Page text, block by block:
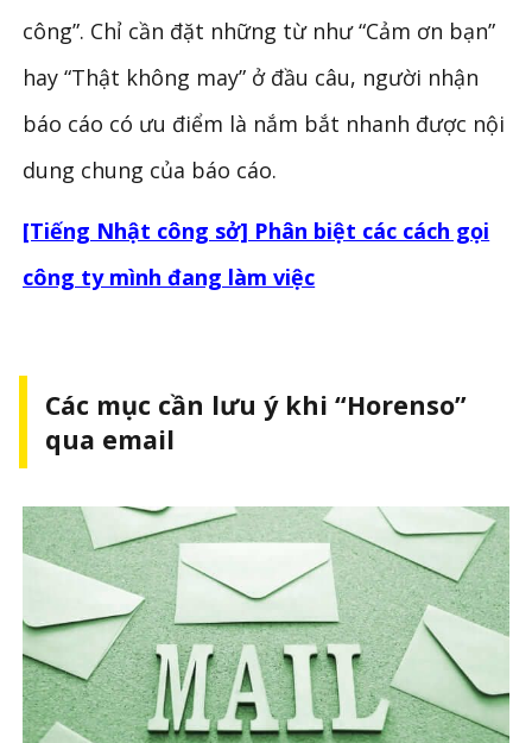
công”. Chỉ cần đặt những từ như “Cảm ơn bạn”
hay “Thật không may” ở đầu câu, người nhận
báo cáo có ưu điểm là nắm bắt nhanh được nội
dung chung của báo cáo.
[Tiếng Nhật công sở] Phân biệt các cách gọi
công ty mình đang làm việc
Các mục cần lưu ý khi “Horenso”
qua email